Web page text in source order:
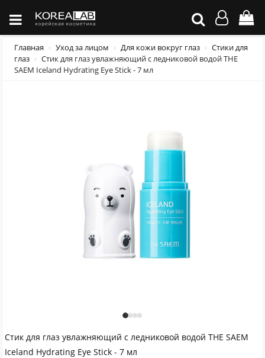
Главная Уход за лицом Для кожи вокруг глаз
Стики для
глаз
Стик для глаз увлажняющий с ледниковой водой THE
SAEM Iceland Hydrating Eye Stick - 7 мл
Стик для глаз увлажняющий с ледниковой водой THE SAEM
Iceland Hydrating Eye Stick - 7 мл